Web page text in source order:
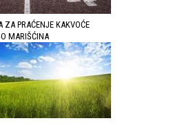
ZA PRAĆENJE KAKVOĆE
MARIŠĆINA